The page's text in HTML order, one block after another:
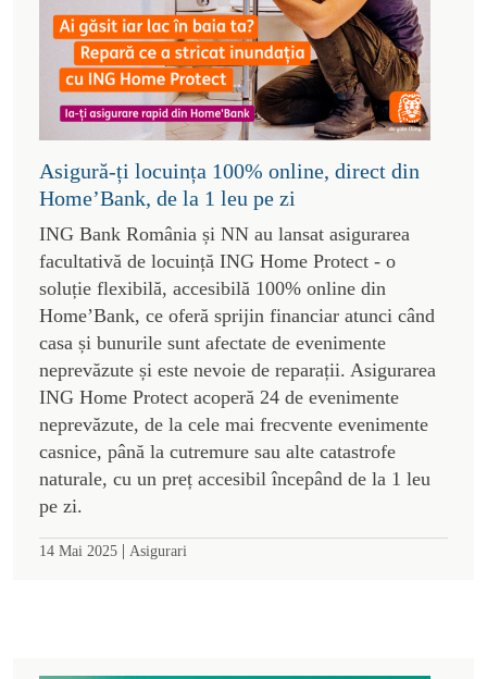
Asigură-ți locuința 100% online, direct din
Home’Bank, de la 1 leu pe zi
ING Bank România și NN au lansat asigurarea
facultativă de locuință ING Home Protect - o
soluție flexibilă, accesibilă 100% online din
Home’Bank, ce oferă sprijin financiar atunci când
casa și bunurile sunt afectate de evenimente
neprevăzute și este nevoie de reparații. Asigurarea
ING Home Protect acoperă 24 de evenimente
neprevăzute, de la cele mai frecvente evenimente
casnice, până la cutremure sau alte catastrofe
naturale, cu un preț accesibil începând de la 1 leu
pe zi.
14 Mai 2025 | Asigurari